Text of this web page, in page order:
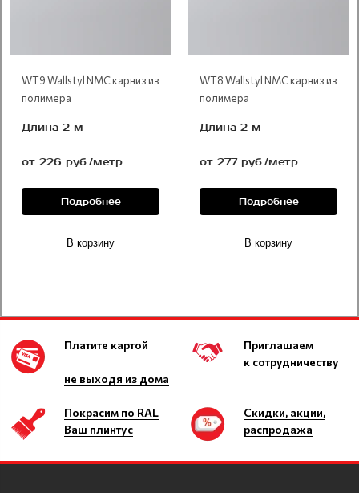
WT9 Wallstyl NMC карниз из
полимера
Длина 2 м
от 226 руб./метр
Подробнее
В корзину
WT8 Wallstyl NMC карниз из
полимера
Длина 2 м
от 277 руб./метр
Подробнее
В корзину
Платите картой
не выходя из дома
Приглашаем
к сотрудничеству
Покрасим по RAL
Ваш плинтус
Скидки, акции,
распродажа